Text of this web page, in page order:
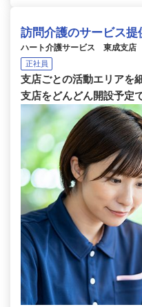
訪問介護のサービス提
ハート介護サービス 東成支店
正社員
支店ごとの活動エリアを
支店をどんどん開設予定